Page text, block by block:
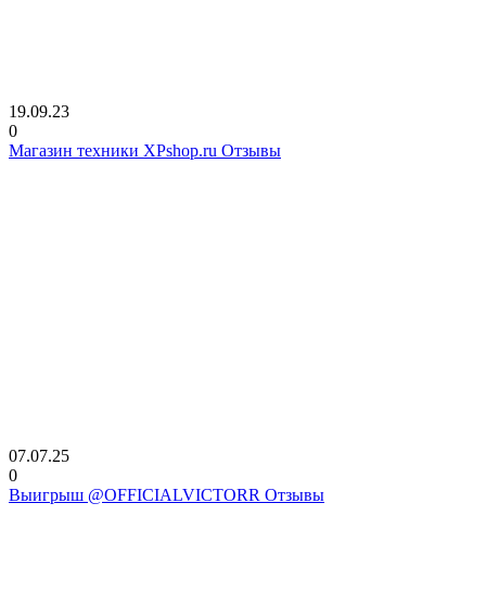
19.09.23
0
Магазин техники XPshop.ru Отзывы
07.07.25
0
Выигрыш @OFFICIALVICTORR Отзывы